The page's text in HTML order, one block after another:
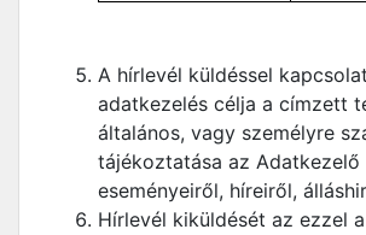
A hírlevél küldéssel
adatkezelés célja a címzett
általános, vagy személyre
tájékoztatása az Adatkezelő
eseményeiről, híreiről,
Hírlevél kiküldését az ezzel